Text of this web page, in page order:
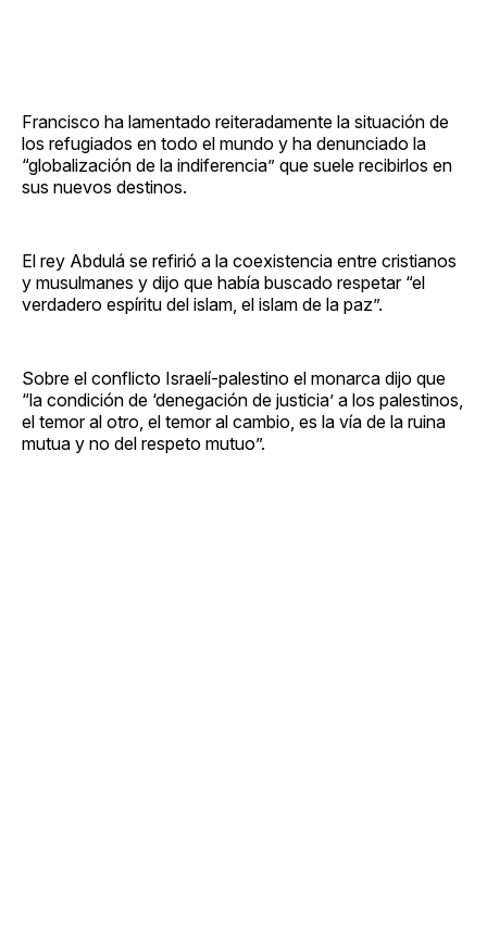
Francisco ha lamentado reiteradamente la situación de
los refugiados en todo el mundo y ha denunciado la
“globalización de la indiferencia” que suele recibirlos en
sus nuevos destinos.
El rey Abdulá se refirió a la coexistencia entre cristianos
y musulmanes y dijo que había buscado respetar “el
verdadero espíritu del islam, el islam de la paz”.
Sobre el conflicto Israelí-palestino el monarca dijo que
“la condición de ‘denegación de justicia’ a los palestinos,
el temor al otro, el temor al cambio, es la vía de la ruina
mutua y no del respeto mutuo”.